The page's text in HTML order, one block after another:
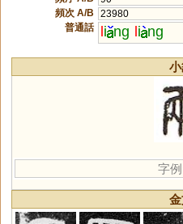
頻次 A/B
23980
普通話
li ng li ng
字